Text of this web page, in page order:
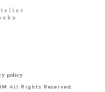
policy
All Rights Reserved.